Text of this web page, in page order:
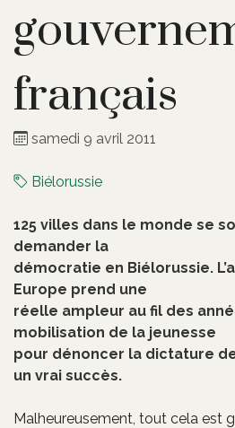
français
samedi 9 avril 2011
Biélorussie
125 villes dans le monde se
demander la
démocratie en Biélorussie.
Europe prend une
réelle ampleur au fil des
mobilisation de la jeunesse
pour dénoncer la dictature
un vrai succès.
Malheureusement, tout cela est